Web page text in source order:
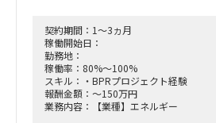
契約期間：1～3ヵ月
稼働開始日：
勤務地：
稼働率：80%～100%
スキル：・BPRプロジェクト経験
報酬金額：～150万円
業務内容：【業種】エネルギー